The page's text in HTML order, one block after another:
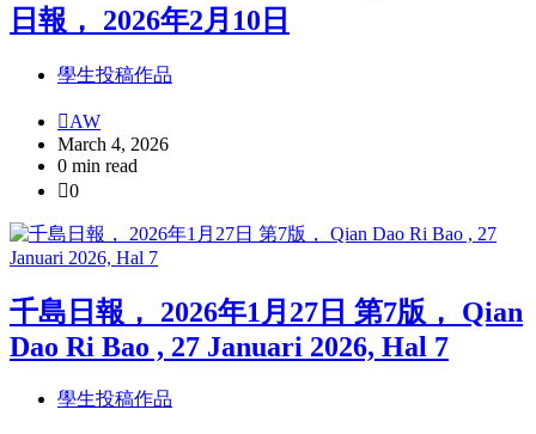
日報， 2026年2月10日
學生投稿作品
AW
March 4, 2026
0 min read
0
千島日報， 2026年1月27日 第7版， Qian
Dao Ri Bao , 27 Januari 2026, Hal 7
學生投稿作品